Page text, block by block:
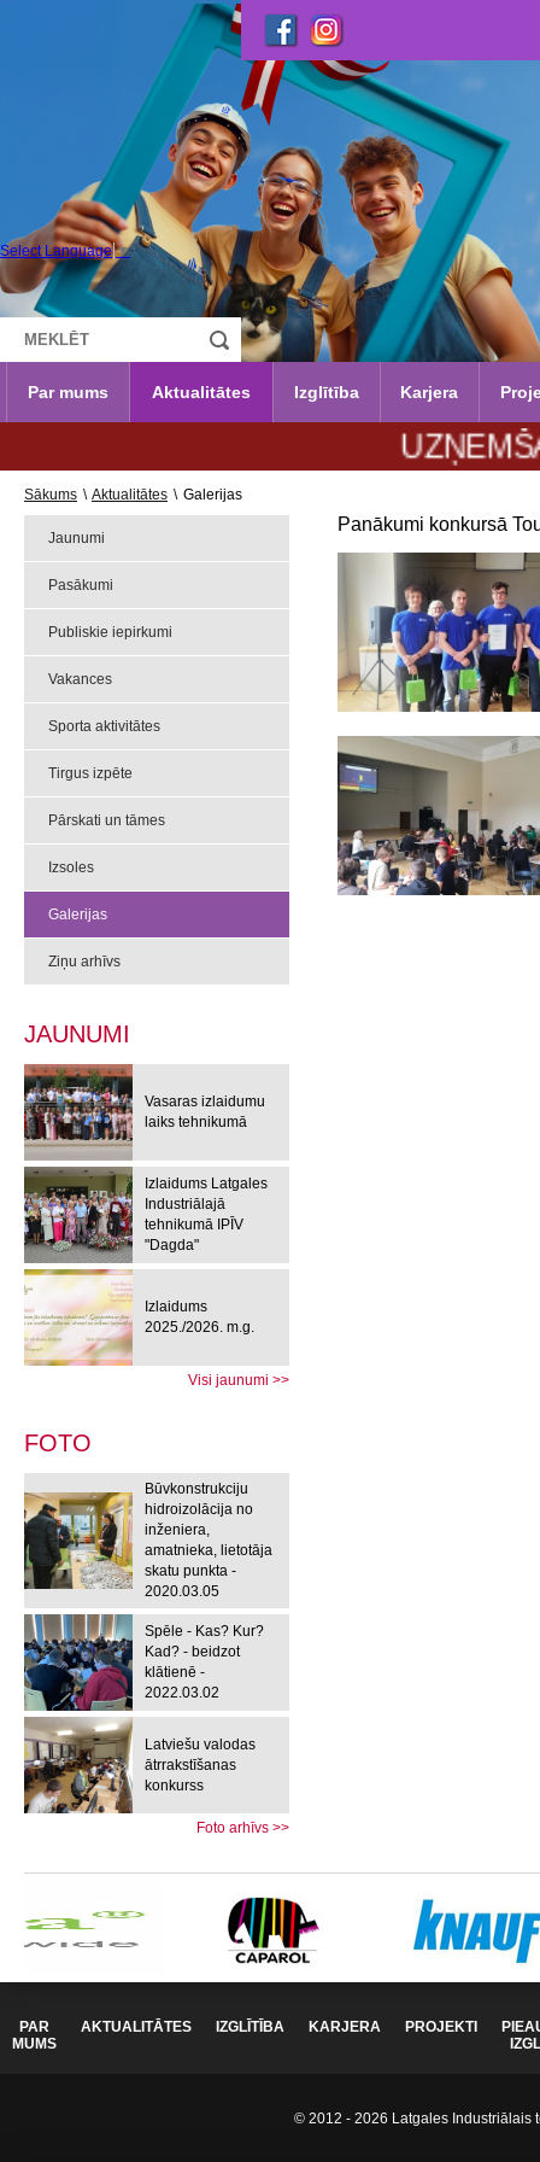
Select Language ▼
Par mums Aktualitātes Izglītība Karjera
Sākums \ Aktualitātes \ Galerijas
Jaunumi
Pasākumi
Publiskie iepirkumi
Vakances
Sporta aktivitātes
Tirgus izpēte
Pārskati un tāmes
Izsoles
Galerijas
Ziņu arhīvs
JAUNUMI
Vasaras izlaidumu
laiks tehnikumā
Izlaidums Latgales
Industriālajā
tehnikumā IPĪV
"Dagda"
Izlaidums
2025./2026. m.g.
Visi jaunumi >>
FOTO
Būvkonstrukciju
hidroizolācija no
inženiera,
amatnieka, lietotāja
skatu punkta -
2020.03.05
Spēle - Kas? Kur?
Kad? - beidzot
klātienē -
2022.03.02
Latviešu valodas
ātrrakstīšanas
konkurss
Foto arhīvs >>
Panākumi konkursā
PAR
MUMS
AKTUALITĀTES IZGLĪTĪBA KARJERA PROJEKTI
© 2012 - 2026 Latgales Industriālais